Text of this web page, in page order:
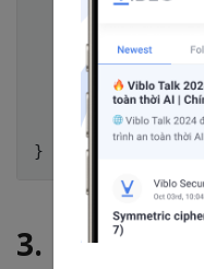
      </div>
3. Kết luận